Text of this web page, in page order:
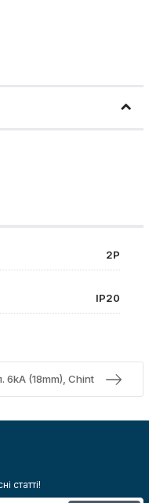
2P
IP20
6kA (18mm), Chint
статті!